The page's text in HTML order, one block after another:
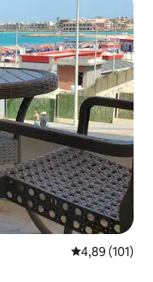
Gemiddelde
4,89 (101)